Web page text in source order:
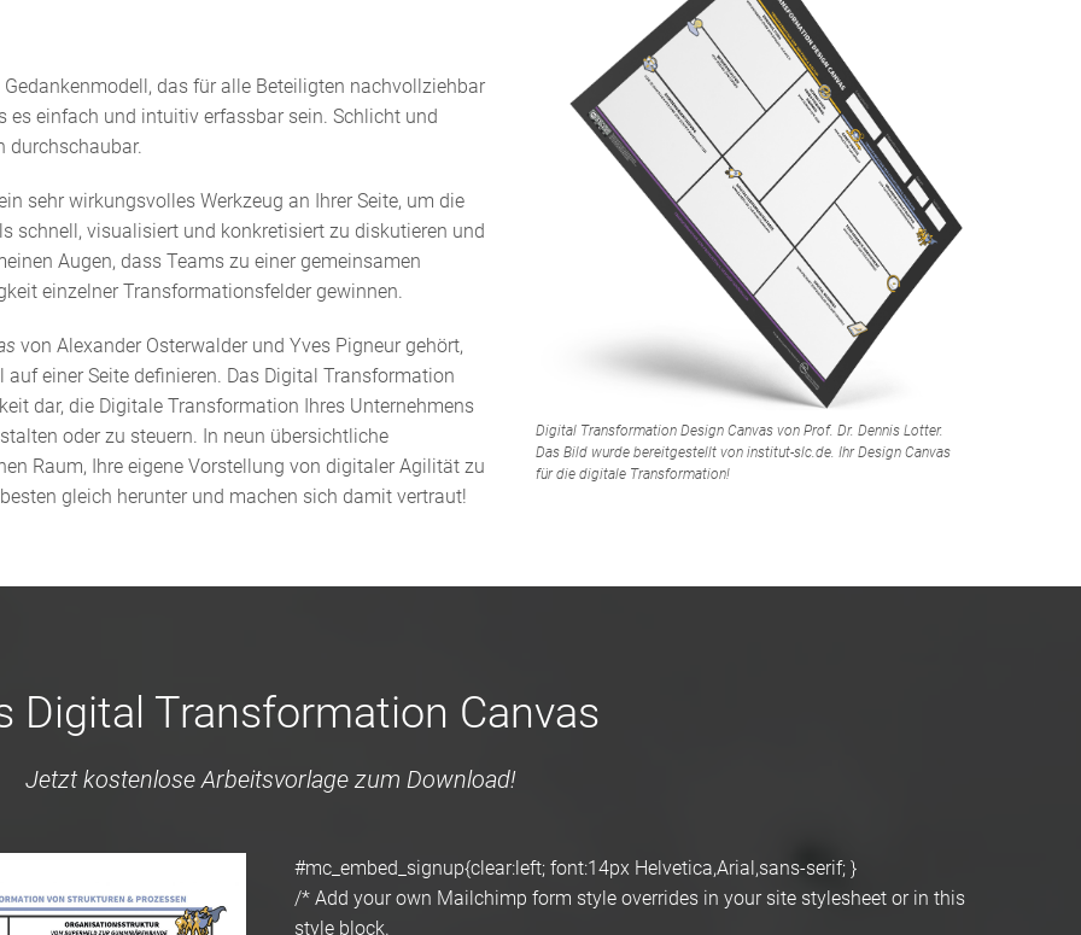
das für alle Beteiligten nachvollziehbar
einfach und intuitiv erfassbar sein. Schlicht und
durchschaubar.
sehr wirkungsvolles Werkzeug an Ihrer Seite, um die
schnell, visualisiert und konkretisiert zu diskutieren und
Augen, dass Teams zu einer gemeinsamen
einzelner Transformationsfelder gewinnen.
von Alexander Osterwalder und Yves Pigneur gehört,
einer Seite definieren. Das Digital Transformation
dar, die Digitale Transformation Ihres Unternehmens
oder zu steuern. In neun übersichtliche
Raum, Ihre eigene Vorstellung von digitaler Agilität zu
gleich herunter und machen sich damit vertraut!
Digital Transformation Design Canvas von Prof. Dr. Dennis Lotter.
Das Bild wurde bereitgestellt von institut-slc.de. Ihr Design Canvas
für die digitale Transformation!
Digital Transformation Canvas
Jetzt kostenlose Arbeitsvorlage zum Download!
#mc_embed_signup{clear:left; font:14px Helvetica,Arial,sans-serif; }
/* Add your own Mailchimp form style overrides in your site stylesheet or in this
style block.